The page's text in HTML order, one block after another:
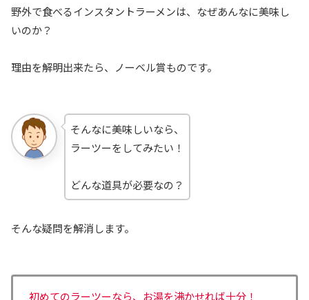
野外で食べるインスタントラーメンは、なぜあんなに美味し
いのか？
理由を解明出来たら、ノーベル賞ものです。
そんなに美味しいなら、
ラーツーをしてみたい！
どんな道具が必要なの？
そんな疑問を解消します。
初めてのラーツーなら、お湯を沸かせれば十分！